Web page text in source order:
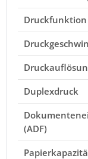
Druckfunktion
Duplexdruck
(ADF)